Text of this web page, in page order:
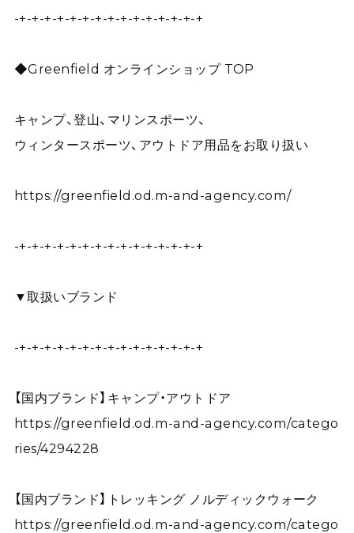
-+-+-+-+-+-+-+-+-+-+-+-+-+-+-+
◆Greenfield オンラインショップ TOP
キャンプ、登山、マリンスポーツ、
ウィンタースポーツ、アウトドア用品をお取り扱い
https://greenfield.od.m-and-agency.com/
-+-+-+-+-+-+-+-+-+-+-+-+-+-+-+
▼取扱いブランド
-+-+-+-+-+-+-+-+-+-+-+-+-+-+-+
【国内ブランド】キャンプ・アウトドア
https://greenfield.od.m-and-agency.com/catego
ries/4294228
【国内ブランド】トレッキング ノルディックウォーク
https://greenfield.od.m-and-agency.com/catego